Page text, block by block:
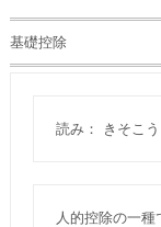
基礎控除
読み： きそこう
人的控除の一